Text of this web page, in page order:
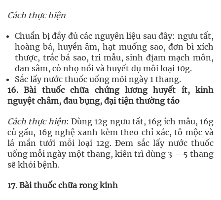
Cách thực hiện
Chuẩn bị đầy đủ các nguyên liệu sau đây: ngưu tất,
hoàng bá, huyền âm, hạt muống sao, đơn bì xích
thược, trắc bá sao, tri mẫu, sinh địam mạch môn,
đan sâm, cỏ nhọ nồi và huyết dụ mỗi loại 10g.
Sắc lấy nước thuốc uống mỗi ngày 1 thang.
16. Bài thuốc chữa chứng lương huyết ít, kinh
nguyệt châm, đau bụng, đại tiện thường táo
Cách thực hiện: Dùng 12g ngưu tất, 16g ích mẫu, 16g
củ gấu, 16g nghệ xanh kèm theo chỉ xác, tô mộc và
lá mần tưới mỗi loại 12g. Đem sắc lấy nước thuốc
uống mỗi ngày một thang, kiên trì dùng 3 – 5 thang
sẽ khỏi bệnh.
17. Bài thuốc chữa rong kinh